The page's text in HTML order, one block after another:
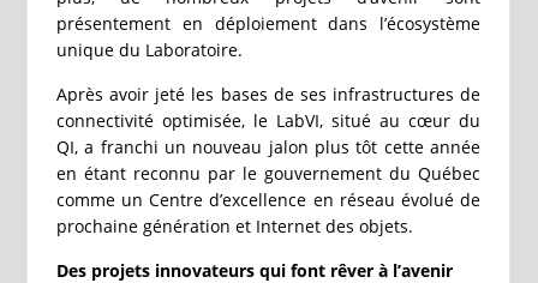
présentement en déploiement dans l’écosystème
unique du Laboratoire.
Après avoir jeté les bases de ses infrastructures de
connectivité optimisée, le LabVI, situé au cœur du
QI, a franchi un nouveau jalon plus tôt cette année
en étant reconnu par le gouvernement du Québec
comme un Centre d’excellence en réseau évolué de
prochaine génération et Internet des objets.
Des projets innovateurs qui font rêver à l’avenir